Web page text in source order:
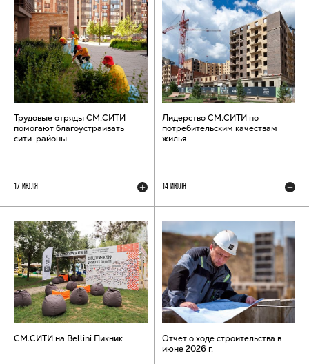
Трудовые отряды СМ.СИТИ
помогают благоустраивать
сити-районы
17 ИЮЛЯ
Лидерство СМ.СИТИ по
потребительским качествам
жилья
14 ИЮЛЯ
СМ.СИТИ на Bellini Пикник
Отчет о ходе строительства в
июне 2026 г.